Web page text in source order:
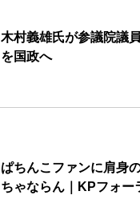
木村義雄氏が参議院議
を国政へ
ぱちんこファンに肩身
ちゃならん｜KPフォー